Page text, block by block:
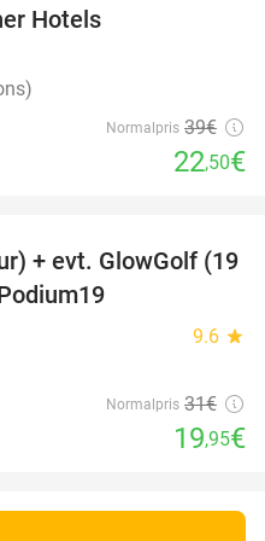
Hotels
Normalpris 39€
22,50€
36%
+ evt. GlowGolf (19
9.6 star
Normalpris 31€
19,95€